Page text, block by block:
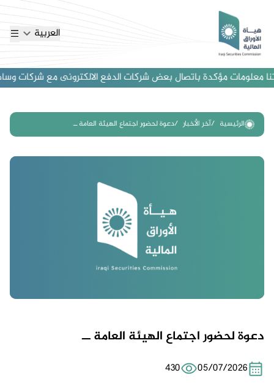
العربية
معلومات مؤكدة باتصال بعض شركات الدفع الالكترونى مع شركات وساطة
الرئيسية آخر الأخبار دعوة لحضور اجتماع الهيئة العامة ــ
دعوة لحضور اجتماع الهيئة العامة ــ
05/07/2026
430